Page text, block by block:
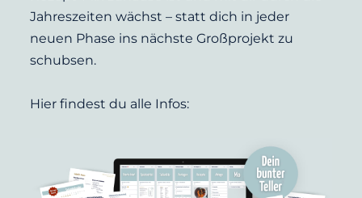
Jahreszeiten wächst – statt dich in jeder
neuen Phase ins nächste Großprojekt zu
schubsen.
Hier findest du alle Infos: